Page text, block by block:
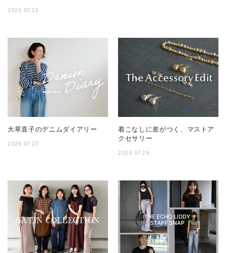
2026.07.23
大草直子のデニムダイアリー
2026.07.27
着こなしに差がつく、マストア
クセサリー
2026.07.29